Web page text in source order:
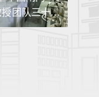
团队三十年
题